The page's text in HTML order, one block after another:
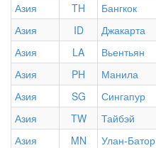
Азия
TH Бангкок
Азия
ID Джакарта
Азия
LA Вьентьян
Азия
PH Манила
Азия
SG Сингапур
Азия
TW Тайбэй
Азия
MN Улан-Батор